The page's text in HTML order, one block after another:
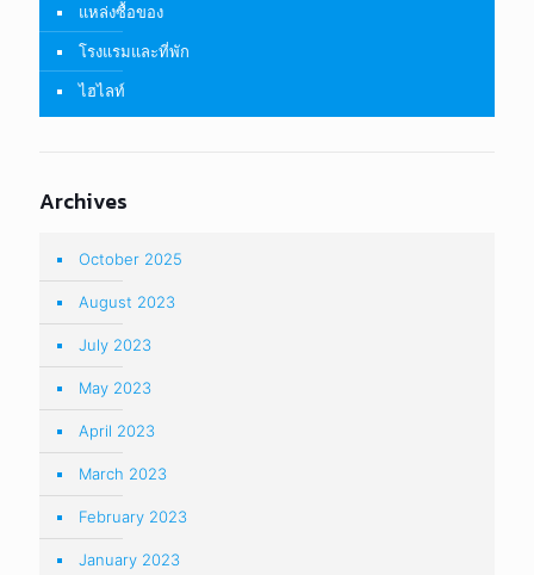
แหล่งซื้อของ
โรงแรมและที่พัก
ไฮไลท์
Archives
October 2025
August 2023
July 2023
May 2023
April 2023
March 2023
February 2023
January 2023